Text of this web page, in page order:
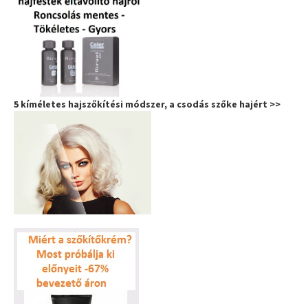
5 kíméletes hajszőkítési módszer, a csodás szőke hajért >>